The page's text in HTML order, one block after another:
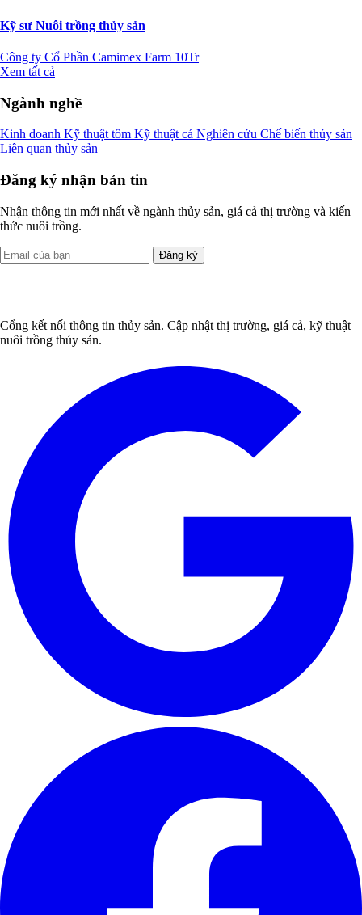
Kỹ sư Nuôi trồng thủy sản
Công ty Cổ Phần Camimex Farm 10Tr
Xem tất cả
Ngành nghề
Kinh doanh Kỹ thuật tôm Kỹ thuật cá Nghiên cứu Chế biến thủy sản
Liên quan thủy sản
Đăng ký nhận bản tin
Nhận thông tin mới nhất về ngành thủy sản, giá cả thị trường và kiến
thức nuôi trồng.
Đăng ký
Cổng kết nối thông tin thủy sản. Cập nhật thị trường, giá cả, kỹ thuật
nuôi trồng thủy sản.